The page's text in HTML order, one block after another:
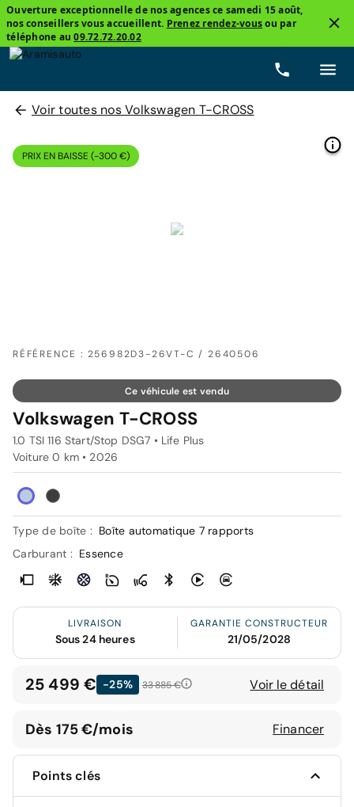
Ouverture exceptionnelle de nos agences ce samedi 15 août,
nos conseillers vous accueillent. Prenez rendez-vousou par
téléphone au09.72.72.20.02
Voir toutes nos Volkswagen T-CROSS
PRIX EN BAISSE (-300 €)
RÉFÉRENCE : 256982D3-26VT-C / 2640506
Ce véhicule est vendu
Volkswagen T-CROSS
1.0 TSI 116 Start/Stop DSG7 • Life Plus
Voiture 0 km • 2026
Type de boîte : Boîte automatique 7 rapports
Carburant : Essence
LIVRAISON
Sous 24 heures
GARANTIE CONSTRUCTEUR
21/05/2028
25 499 € -25% 33 885 € Voir le détail
Dès 175 €/mois Financer
Points clés